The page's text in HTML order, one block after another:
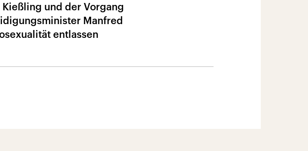
und der Vorgang
Manfred
entlassen